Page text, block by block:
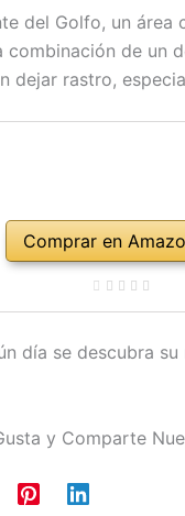
del Golfo, un área
combinación de un
dejar rastro,
Comprar en
día se descubra
y Comparte